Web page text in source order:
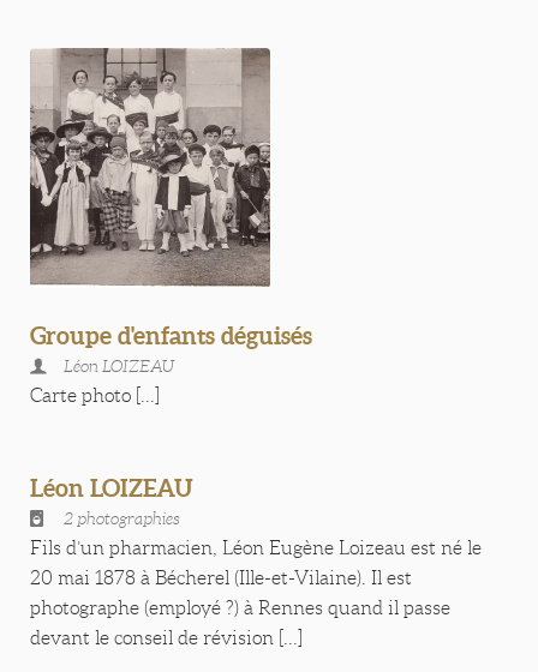
Groupe d'enfants déguisés
Léon LOIZEAU
Carte photo [...]
Léon LOIZEAU
2 photographies
Fils d’un pharmacien, Léon Eugène Loizeau est né le
20 mai 1878 à Bécherel (Ille-et-Vilaine). Il est
photographe (employé ?) à Rennes quand il passe
devant le conseil de révision [...]